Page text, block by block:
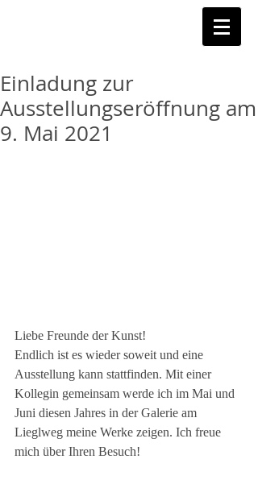
Einladung zur
Ausstellungseröffnung am
9. Mai 2021
Liebe Freunde der Kunst!
Endlich ist es wieder soweit und eine
Ausstellung kann stattfinden. Mit einer
Kollegin gemeinsam werde ich im Mai und
Juni diesen Jahres in der Galerie am
Lieglweg meine Werke zeigen. Ich freue
mich über Ihren Besuch!